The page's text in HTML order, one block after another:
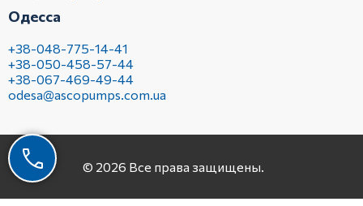
Одесса
+38-048-775-14-41
+38-050-458-57-44
+38-067-469-49-44
odesa@ascopumps.com.ua
© 2026 Все права защищены.